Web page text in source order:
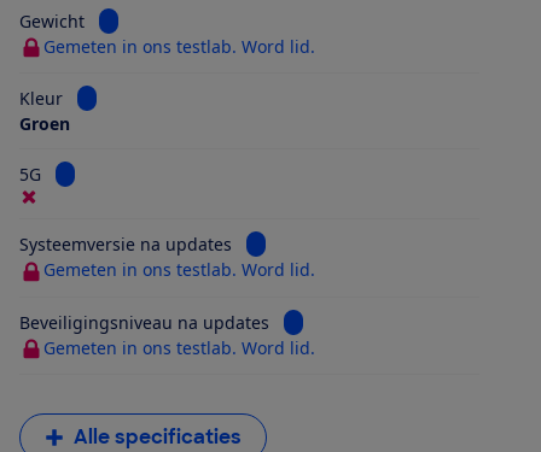
Gewicht
Bekijk informatie voor Gewicht
Gemeten in ons testlab. Word lid.
Kleur
Bekijk informatie voor Kleur
Groen
5G Bekijk informatie voor 5G
Systeemversie na updates
Bekijk informatie voor
Gemeten in ons testlab. Word lid.
Beveiligingsniveau na updates
Bekijk informatie voor
Gemeten in ons testlab. Word lid.
Alle specificaties